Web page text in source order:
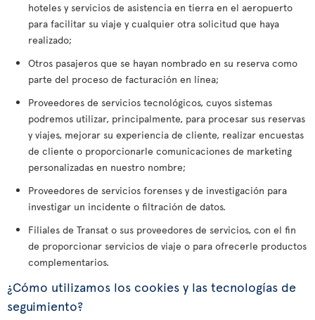
hoteles y servicios de asistencia en tierra en el aeropuerto
para facilitar su viaje y cualquier otra solicitud que haya
realizado;
Otros pasajeros que se hayan nombrado en su reserva como
parte del proceso de facturación en línea;
Proveedores de servicios tecnológicos, cuyos sistemas
podremos utilizar, principalmente, para procesar sus reservas
y viajes, mejorar su experiencia de cliente, realizar encuestas
de cliente o proporcionarle comunicaciones de marketing
personalizadas en nuestro nombre;
Proveedores de servicios forenses y de investigación para
investigar un incidente o filtración de datos.
Filiales de Transat o sus proveedores de servicios, con el fin
de proporcionar servicios de viaje o para ofrecerle productos
complementarios.
¿Cómo utilizamos los cookies y las tecnologías de
seguimiento?